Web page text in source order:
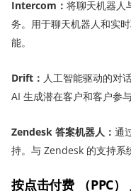
Intercom ： 将聊天机器人
务。用于聊天机器人和实
能。
Drift ： 人工智能驱动的对
AI 生成潜在客户和客户参与
Zendesk 答案机器人 ： 通
持。与 Zendesk 的支持系
按点击付费 （PPC）